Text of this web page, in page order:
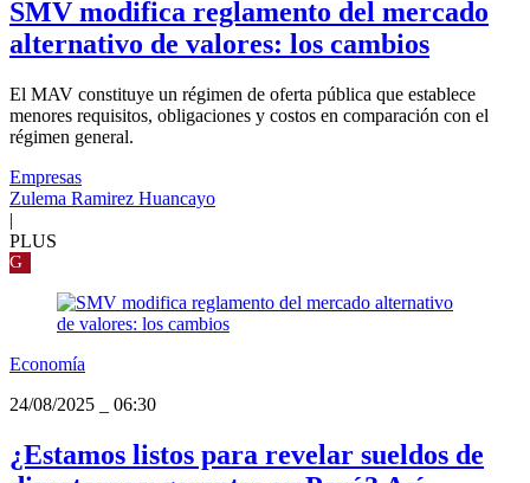
SMV modifica reglamento del mercado
alternativo de valores: los cambios
El MAV constituye un régimen de oferta pública que establece
menores requisitos, obligaciones y costos en comparación con el
régimen general.
Empresas
Zulema Ramirez Huancayo
|
PLUS
G
Economía
24/08/2025
06:30
¿Estamos listos para revelar sueldos de